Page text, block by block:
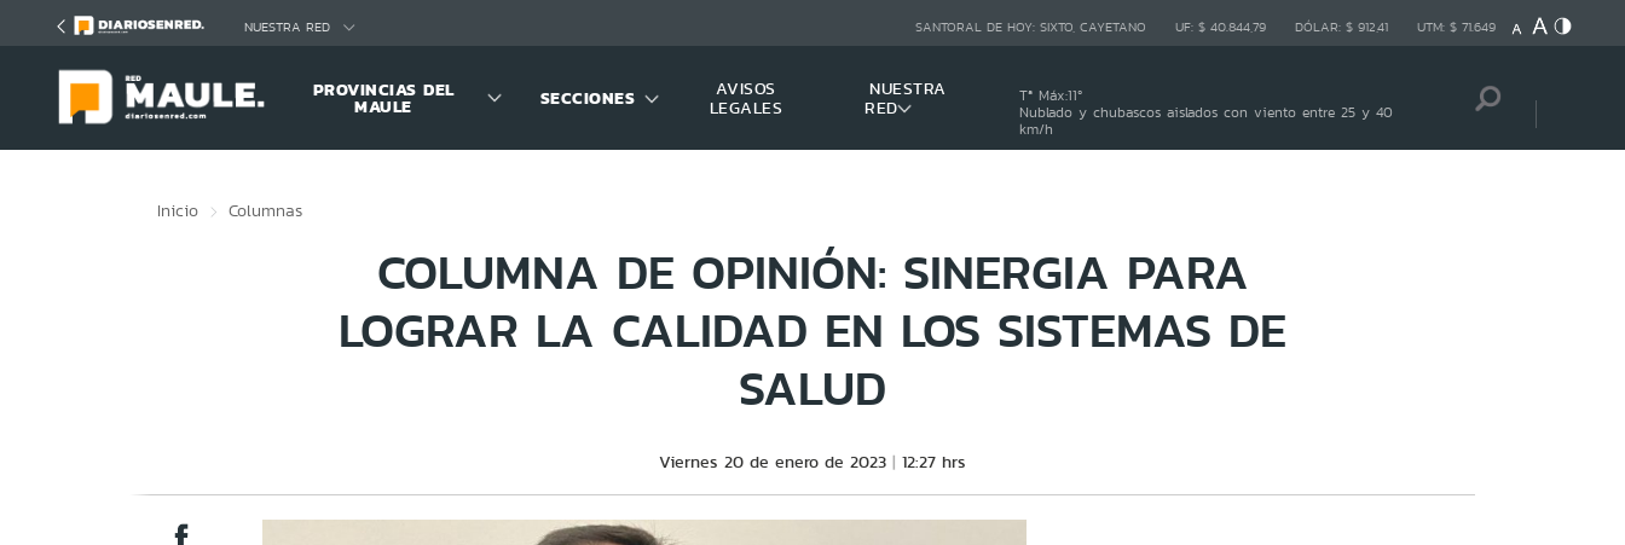
NUESTRA RED SANTORAL DE HOY: SIXTO, CAYETANO UF: $ 40.844,79 DÓLAR: $ 912,41 UTM: $ 71.649
PROVINCIAS DEL
MAULE SECCIONES
AVISOS
LEGALES
NUESTRA
RED
Tª Máx:11º
Nublado y chubascos aislados con viento entre 25 y 40
km/h
Inicio Columnas
COLUMNA DE OPINIÓN: SINERGIA PARA
LOGRAR LA CALIDAD EN LOS SISTEMAS DE
SALUD
Viernes 20 de enero de 2023 12:27 hrs